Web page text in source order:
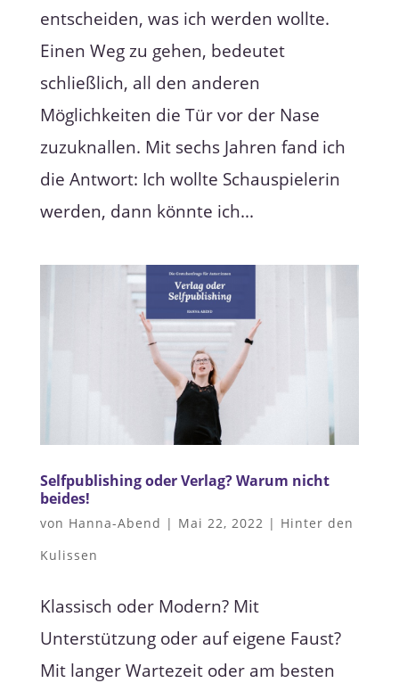
entscheiden, was ich werden wollte.
Einen Weg zu gehen, bedeutet
schließlich, all den anderen
Möglichkeiten die Tür vor der Nase
zuzuknallen. Mit sechs Jahren fand ich
die Antwort: Ich wollte Schauspielerin
werden, dann könnte ich...
Selfpublishing oder Verlag? Warum nicht
beides!
von Hanna-Abend | Mai 22, 2022 | Hinter den
Kulissen
Klassisch oder Modern? Mit
Unterstützung oder auf eigene Faust?
Mit langer Wartezeit oder am besten